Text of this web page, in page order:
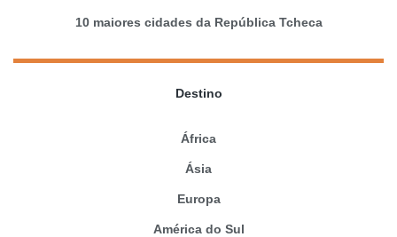
10 maiores cidades da República Tcheca
Destino
África
Ásia
Europa
América do Sul